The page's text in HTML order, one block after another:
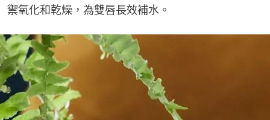
禦氧化和乾燥，為雙唇長效補水。